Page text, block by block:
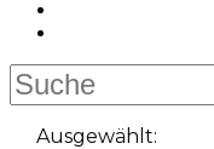
Ausgewählt: